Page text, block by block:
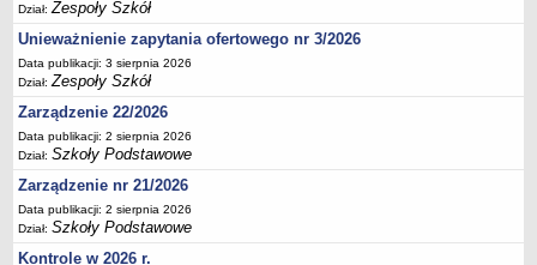
Rejestry, ewidencje, archiwa
Kontrole
PONOWNE WYKORZYSTYWANIE
Sprawozdania
Deklaracja dostępności
DEKLARACJA DOSTĘPNOŚCI
OŚWIADCZENIA MAJĄTKOWE
PONOWNE WYKORZYSTYWANIE
UDOSTĘPNIANIE INFORMACJI PUBLICZNEJ
Dział:Zespoły Szkół
Unieważnienie zapytania ofertowego nr 3/2026
Data publikacji: 3 sierpnia 2026
Dział:Zespoły Szkół
Zarządzenie 22/2026
Data publikacji: 2 sierpnia 2026
Dział:Szkoły Podstawowe
Zarządzenie nr 21/2026
Data publikacji: 2 sierpnia 2026
Dział:Szkoły Podstawowe
Kontrole w 2026 r.